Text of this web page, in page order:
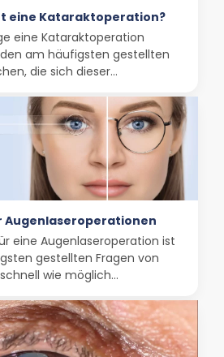
eine Kataraktoperation?
eine Kataraktoperation
am häufigsten gestellten
die sich dieser...
Augenlaseroperationen
eine Augenlaseroperation ist
gestellten Fragen von
wie möglich...